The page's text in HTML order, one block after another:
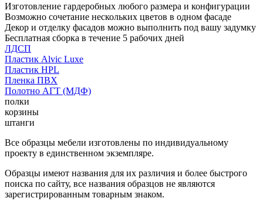
Изготовление гардеробных любого размера и конфигурации
Возможно сочетание нескольких цветов в одном фасаде
Декор и отделку фасадов можно выполнить под вашу задумку
Бесплатная сборка в течение 5 рабочих дней
ЛДСП
Пластик Alvic Luxe
Пластик HPL
Пленка ПВХ
Полотно АГТ (МДФ)
полки
корзины
штанги
Все образцы мебели изготовлены по индивидуальному
проекту в единственном экземпляре.
Образцы имеют названия для их различия и более быстрого
поиска по сайту, все названия образцов не являются
зарегистрированным товарным знаком.